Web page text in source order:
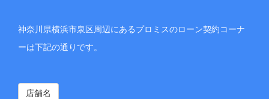
神奈川県横浜市泉区周辺にあるプロミスのローン契約コーナ
ーは下記の通りです。
店舗名